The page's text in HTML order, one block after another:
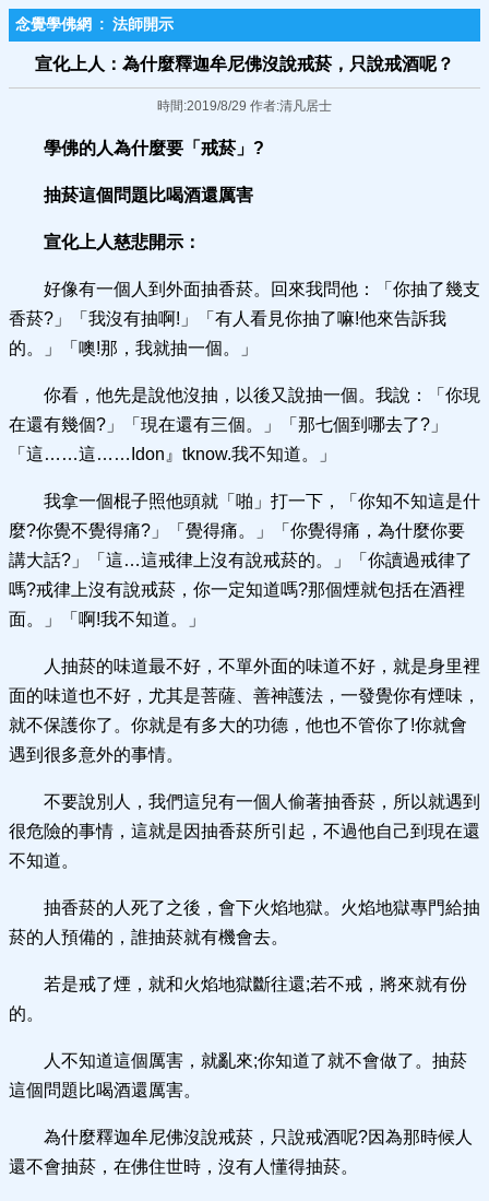
念覺學佛網 : 法師開示
宣化上人：為什麼釋迦牟尼佛沒說戒菸，只說戒酒呢？
時間:2019/8/29 作者:清凡居士
學佛的人為什麼要「戒菸」?
抽菸這個問題比喝酒還厲害
宣化上人慈悲開示：
好像有一個人到外面抽香菸。回來我問他：「你抽了幾支
香菸?」「我沒有抽啊!」「有人看見你抽了嘛!他來告訴我
的。」「噢!那，我就抽一個。」
你看，他先是說他沒抽，以後又說抽一個。我說：「你現
在還有幾個?」「現在還有三個。」「那七個到哪去了?」
「這……這……Idon』tknow.我不知道。」
我拿一個棍子照他頭就「啪」打一下，「你知不知這是什
麼?你覺不覺得痛?」「覺得痛。」「你覺得痛，為什麼你要
講大話?」「這…這戒律上沒有說戒菸的。」「你讀過戒律了
嗎?戒律上沒有說戒菸，你一定知道嗎?那個煙就包括在酒裡
面。」「啊!我不知道。」
人抽菸的味道最不好，不單外面的味道不好，就是身里裡
面的味道也不好，尤其是菩薩、善神護法，一發覺你有煙味，
就不保護你了。你就是有多大的功德，他也不管你了!你就會
遇到很多意外的事情。
不要說別人，我們這兒有一個人偷著抽香菸，所以就遇到
很危險的事情，這就是因抽香菸所引起，不過他自己到現在還
不知道。
抽香菸的人死了之後，會下火焰地獄。火焰地獄專門給抽
菸的人預備的，誰抽菸就有機會去。
若是戒了煙，就和火焰地獄斷往還;若不戒，將來就有份
的。
人不知道這個厲害，就亂來;你知道了就不會做了。抽菸
這個問題比喝酒還厲害。
為什麼釋迦牟尼佛沒說戒菸，只說戒酒呢?因為那時候人
還不會抽菸，在佛住世時，沒有人懂得抽菸。